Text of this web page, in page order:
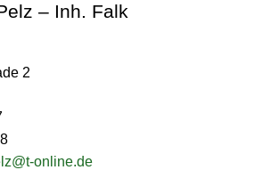
– Inh. Falk
2
online.de